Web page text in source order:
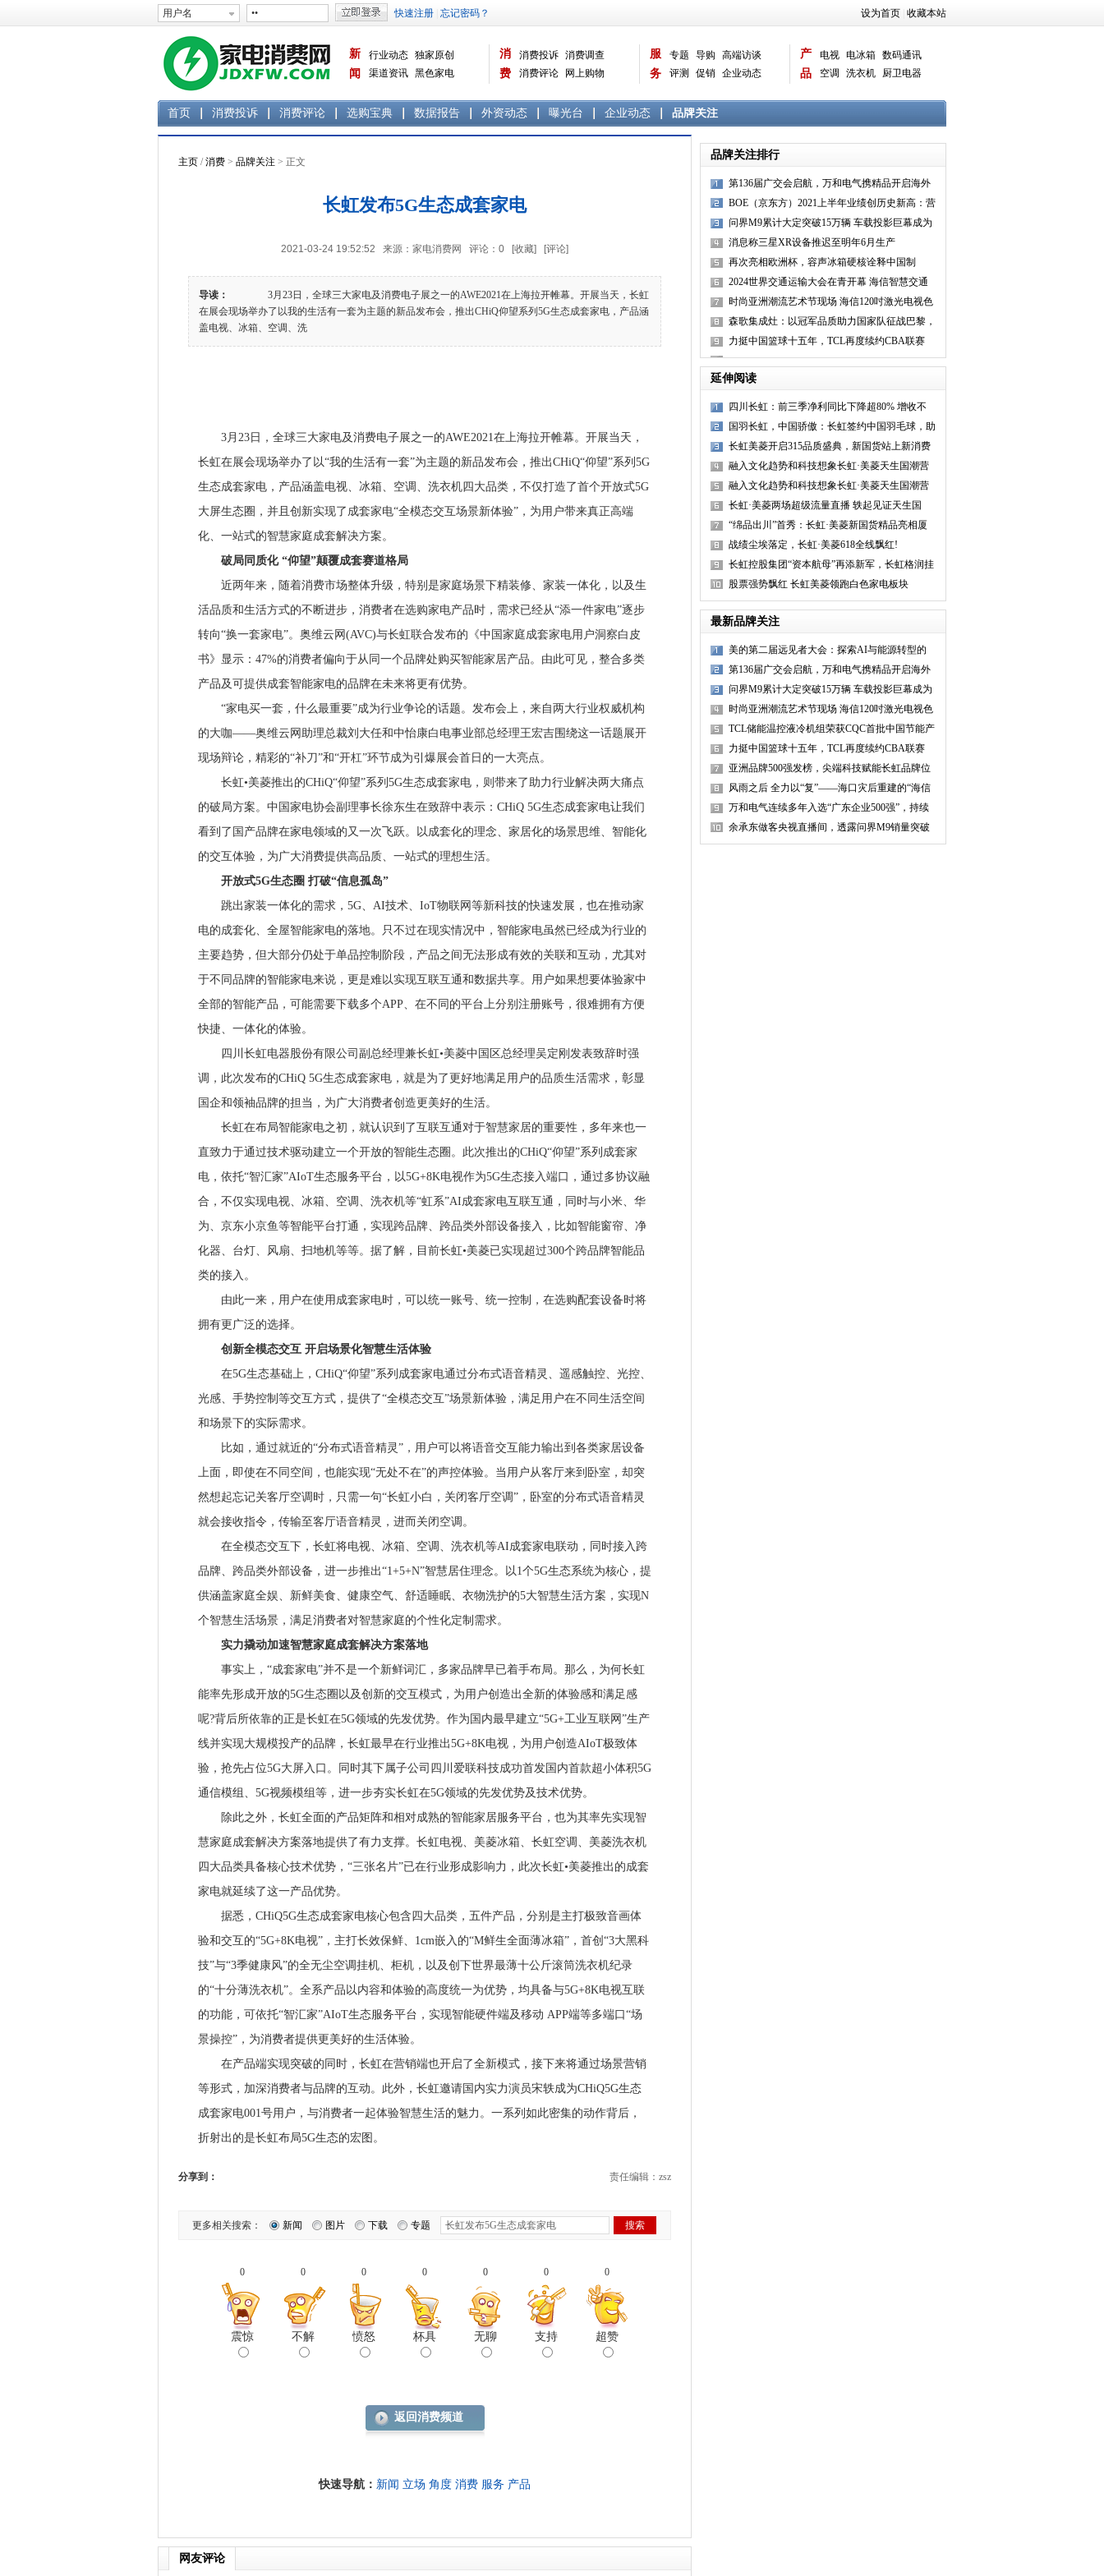
设为首页 收藏本站
新
闻
行业动态 独家原创
渠道资讯 黑色家电
消
费
消费投诉 消费调查
消费评论
网上购物
曝光台
品牌关注
服
务
专题 导购
高端访谈
评测
促销 企业动态
产
品
电视 电冰箱 数码通讯
空调
洗衣机
厨卫电器
首页 消费投诉 消费评论 选购宝典 数据报告 外资动态 曝光台 企业动态 品牌关注
主页 /消费 > 品牌关注 > 正文
长虹发布5G生态成套家电
2021-03-24 19:52:52 来源：家电消费网 评论： 0 [收藏] [评论]
导读：
3月23日，全球三大家电及消费电子展之一的AWE2021在上海拉开帷幕。开展当天，长虹
在展会现场举办了以我的生活有一套为主题的新品发布会，推出CHiQ仰望系列5G生态成套家电，产品涵
盖电视、冰箱、空调、洗
3月23日，全球三大家电及消费电子展之一的AWE2021在上海拉开帷幕。开展当天，
长虹在展会现场举办了以“我的生活有一套”为主题的新品发布会，推出CHiQ“仰望”系列5G
生态成套家电，产品涵盖电视、冰箱、空调、洗衣机四大品类，不仅打造了首个开放式5G
大屏生态圈，并且创新实现了成套家电“全模态交互场景新体验”，为用户带来真正高端
化、一站式的智慧家庭成套解决方案。
破局同质化 “仰望”颠覆成套赛道格局
近两年来，随着消费市场整体升级，特别是家庭场景下精装修、家装一体化，以及生
活品质和生活方式的不断进步，消费者在选购家电产品时，需求已经从“添一件家电”逐步
转向“换一套家电”。奥维云网(AVC)与长虹联合发布的《中国家庭成套家电用户洞察白皮
书》显示：47%的消费者偏向于从同一个品牌处购买智能家居产品。由此可见，整合多类
产品及可提供成套智能家电的品牌在未来将更有优势。
“家电买一套，什么最重要”成为行业争论的话题。发布会上，来自两大行业权威机构
的大咖——奥维云网助理总裁刘大任和中怡康白电事业部总经理王宏吉围绕这一话题展开
现场辩论，精彩的“补刀”和“开杠”环节成为引爆展会首日的一大亮点。
长虹•美菱推出的CHiQ“仰望”系列5G生态成套家电，则带来了助力行业解决两大痛点
的破局方案。中国家电协会副理事长徐东生在致辞中表示：CHiQ 5G生态成套家电让我们
看到了国产品牌在家电领域的又一次飞跃。以成套化的理念、家居化的场景思维、智能化
的交互体验，为广大消费提供高品质、一站式的理想生活。
开放式5G生态圈 打破“信息孤岛”
跳出家装一体化的需求，5G、AI技术、IoT物联网等新科技的快速发展，也在推动家
电的成套化、全屋智能家电的落地。只不过在现实情况中，智能家电虽然已经成为行业的
主要趋势，但大部分仍处于单品控制阶段，产品之间无法形成有效的关联和互动，尤其对
于不同品牌的智能家电来说，更是难以实现互联互通和数据共享。用户如果想要体验家中
全部的智能产品，可能需要下载多个APP、在不同的平台上分别注册账号，很难拥有方便
快捷、一体化的体验。
四川长虹电器股份有限公司副总经理兼长虹•美菱中国区总经理吴定刚发表致辞时强
调，此次发布的CHiQ 5G生态成套家电，就是为了更好地满足用户的品质生活需求，彰显
国企和领袖品牌的担当，为广大消费者创造更美好的生活。
长虹在布局智能家电之初，就认识到了互联互通对于智慧家居的重要性，多年来也一
直致力于通过技术驱动建立一个开放的智能生态圈。此次推出的CHiQ“仰望”系列成套家
电，依托“智汇家”AIoT生态服务平台，以5G+8K电视作为5G生态接入端口，通过多协议融
合，不仅实现电视、冰箱、空调、洗衣机等“虹系”AI成套家电互联互通，同时与小米、华
为、京东小京鱼等智能平台打通，实现跨品牌、跨品类外部设备接入，比如智能窗帘、净
化器、台灯、风扇、扫地机等等。据了解，目前长虹•美菱已实现超过300个跨品牌智能品
类的接入。
由此一来，用户在使用成套家电时，可以统一账号、统一控制，在选购配套设备时将
拥有更广泛的选择。
创新全模态交互 开启场景化智慧生活体验
在5G生态基础上，CHiQ“仰望”系列成套家电通过分布式语音精灵、遥感触控、光控、
光感、手势控制等交互方式，提供了“全模态交互”场景新体验，满足用户在不同生活空间
和场景下的实际需求。
比如，通过就近的“分布式语音精灵”，用户可以将语音交互能力输出到各类家居设备
上面，即使在不同空间，也能实现“无处不在”的声控体验。当用户从客厅来到卧室，却突
然想起忘记关客厅空调时，只需一句“长虹小白，关闭客厅空调”，卧室的分布式语音精灵
就会接收指令，传输至客厅语音精灵，进而关闭空调。
在全模态交互下，长虹将电视、冰箱、空调、洗衣机等AI成套家电联动，同时接入跨
品牌、跨品类外部设备，进一步推出“1+5+N”智慧居住理念。以1个5G生态系统为核心，提
供涵盖家庭全娱、新鲜美食、健康空气、舒适睡眠、衣物洗护的5大智慧生活方案，实现N
个智慧生活场景，满足消费者对智慧家庭的个性化定制需求。
实力撬动加速智慧家庭成套解决方案落地
事实上，“成套家电”并不是一个新鲜词汇，多家品牌早已着手布局。那么，为何长虹
能率先形成开放的5G生态圈以及创新的交互模式，为用户创造出全新的体验感和满足感
呢?背后所依靠的正是长虹在5G领域的先发优势。作为国内最早建立“5G+工业互联网”生产
线并实现大规模投产的品牌，长虹最早在行业推出5G+8K电视，为用户创造AIoT极致体
验，抢先占位5G大屏入口。同时其下属子公司四川爱联科技成功首发国内首款超小体积5G
通信模组、5G视频模组等，进一步夯实长虹在5G领域的先发优势及技术优势。
除此之外，长虹全面的产品矩阵和相对成熟的智能家居服务平台，也为其率先实现智
慧家庭成套解决方案落地提供了有力支撑。长虹电视、美菱冰箱、长虹空调、美菱洗衣机
四大品类具备核心技术优势，“三张名片”已在行业形成影响力，此次长虹•美菱推出的成套
家电就延续了这一产品优势。
据悉，CHiQ5G生态成套家电核心包含四大品类，五件产品，分别是主打极致音画体
验和交互的“5G+8K电视”，主打长效保鲜、1cm嵌入的“M鲜生全面薄冰箱”，首创“3大黑科
技”与“3季健康风”的全无尘空调挂机、柜机，以及创下世界最薄十公斤滚筒洗衣机纪录
的“十分薄洗衣机”。全系产品以内容和体验的高度统一为优势，均具备与5G+8K电视互联
的功能，可依托“智汇家”AIoT生态服务平台，实现智能硬件端及移动 APP端等多端口“场
景操控”，为消费者提供更美好的生活体验。
在产品端实现突破的同时，长虹在营销端也开启了全新模式，接下来将通过场景营销
等形式，加深消费者与品牌的互动。此外，长虹邀请国内实力演员宋轶成为CHiQ5G生态
成套家电001号用户，与消费者一起体验智慧生活的魅力。一系列如此密集的动作背后，
折射出的是长虹布局5G生态的宏图。
分享到： 责任编辑：zsz
更多相关搜索： 新闻 图片 下载 专题
0
震惊
0
不解
0
愤怒
0
杯具
0
无聊
0
支持
0
超赞
返回消费频道
快速导航： 新闻 立场 角度 消费 服务 产品
网友评论
品牌关注排行
第136届广交会启航，万和电气携精品开启海外
新征程
BOE（京东方）2021上半年业绩创历史新高：营
收破千亿 净利
问界M9累计大定突破15万辆 车载投影巨幕成为
主流
消息称三星XR设备推迟至明年6月生产
再次亮相欧洲杯，容声冰箱硬核诠释中国制
造“新模样”
2024世界交通运输大会在青开幕 海信智慧交通
重磅亮相
时尚亚洲潮流艺术节现场 海信120吋激光电视色
彩表现惊艳时
森歌集成灶：以冠军品质助力国家队征战巴黎，
实力彰显中国品
力挺中国篮球十五年，TCL再度续约CBA联赛
延伸阅读
四川长虹：前三季净利同比下降超80% 增收不
增利成业绩“魔
国羽长虹，中国骄傲：长虹签约中国羽毛球，助
力"科技+体育"
长虹美菱开启315品质盛典，新国货站上新消费
C位
融入文化趋势和科技想象长虹·美菱天生国潮营
造用户深口碑
融入文化趋势和科技想象长虹·美菱天生国潮营
造用户深口碑
长虹·美菱两场超级流量直播 轶起见证天生国
潮“新活法”
“绵品出川”首秀：长虹·美菱新国货精品亮相厦
门
战绩尘埃落定，长虹·美菱618全线飘红!
长虹控股集团“资本航母”再添新军，长虹格润挂
牌“新三板”
股票强势飘红 长虹美菱领跑白色家电板块
最新品牌关注
美的第二届远见者大会：探索AI与能源转型的
未来
第136届广交会启航，万和电气携精品开启海外
新征
问界M9累计大定突破15万辆 车载投影巨幕成为
主流
时尚亚洲潮流艺术节现场 海信120吋激光电视色
彩
TCL储能温控液冷机组荣获CQC首批中国节能产
品认证
力挺中国篮球十五年，TCL再度续约CBA联赛
亚洲品牌500强发榜，尖端科技赋能长虹品牌位
次创
风雨之后 全力以“复”——海口灾后重建的“海信
万和电气连续多年入选“广东企业500强”，持续
打
余承东做客央视直播间，透露问界M9销量突破
14万辆